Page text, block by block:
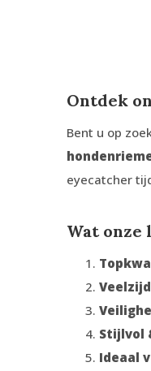
Ontdek
Bent u op
eyecatcher
Wat
Stijlvol
Ideaal